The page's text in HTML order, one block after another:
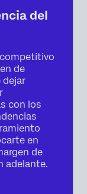
del
de
dejar
con los
en
de
adelante.